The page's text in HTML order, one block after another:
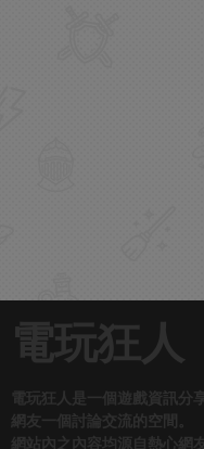
電玩狂人
電玩狂人是一個遊戲資訊
網友一個討論交流的空間。
網站內之內容均源自熱心網